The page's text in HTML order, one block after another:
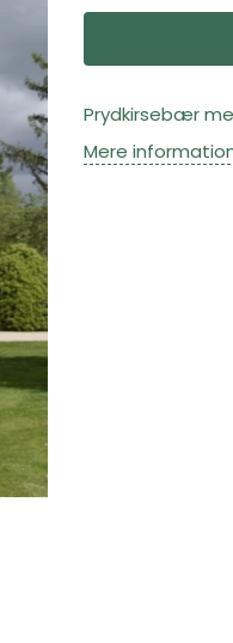
Prydkirsebær
Mere